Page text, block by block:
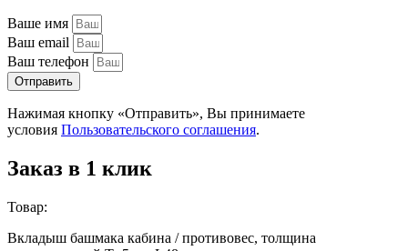
Ваше имя
Ваш email
Ваш телефон
Отправить
Нажимая кнопку «Отправить», Вы принимаете
условия Пользовательского соглашения.
Заказ в 1 клик
Товар:
Вкладыш башмака кабина / противовес, толщина